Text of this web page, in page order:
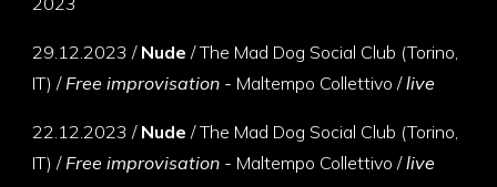
29.12.2023 / Nude / The Mad Dog Social Club (Torino,
IT) /Free improvisation - Maltempo Collettivo /live
22.12.2023 / Nude / The Mad Dog Social Club (Torino,
IT) /Free improvisation - Maltempo Collettivo /live